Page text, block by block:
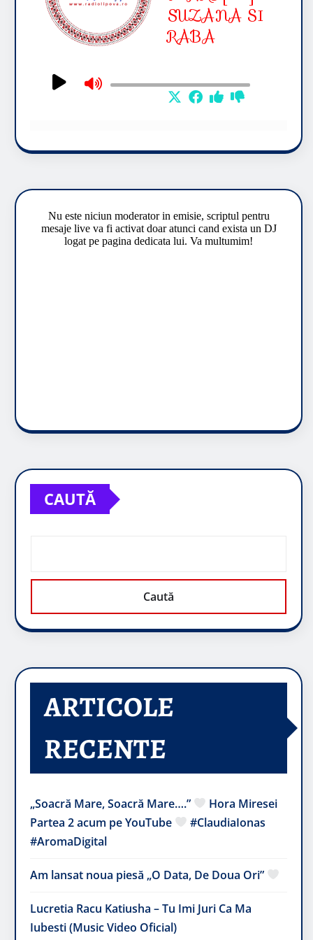
CAUTĂ
Caută
ARTICOLE
RECENTE
„Soacră Mare, Soacră Mare….”
Hora Miresei
Partea 2 acum pe YouTube
#ClaudiaIonas
#AromaDigital
Am lansat noua piesă „O Data, De Doua Ori”
Lucretia Racu Katiusha – Tu Imi Juri Ca Ma
Iubesti (Music Video Oficial)